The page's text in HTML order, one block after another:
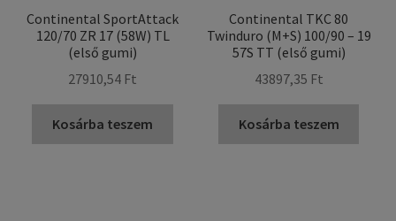
Continental SportAttack
120/70 ZR 17 (58W) TL
(első gumi)
27910,54 Ft
Kosárba teszem
Continental TKC 80
Twinduro (M+S) 100/90 – 19
57S TT (első gumi)
43897,35 Ft
Kosárba teszem